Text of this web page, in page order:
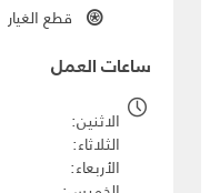
قطع الغيار
ساعات العمل
الاثنين
الثلاثاء
الأربعاء